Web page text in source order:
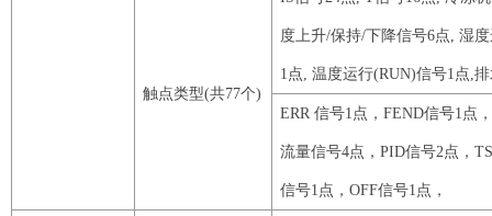
触点类型(共77个)
度上升/保持/下降信号6点, 湿
1 点, 温度运行(RUN)信号1 点,
ERR 信号1 点，FEND信号1 点
流量信号4点，PID信号2点，
信号1 点，OFF信号1 点，